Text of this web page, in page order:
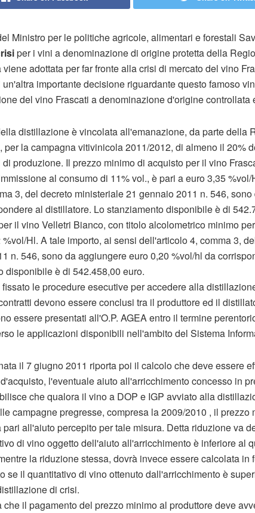
Ministro per le politiche agricole, alimentari e forestali
per i vini a denominazione di origine protetta della
viene adottata per far fronte alla crisi di mercato del vino
importante decisione riguardante questo famoso
del vino Frascati a denominazione d'origine controllata
distillazione è vincolata all'emanazione, da parte della
la campagna vitivinicola 2011/2012, di almeno il 20%
produzione. Il prezzo minimo di acquisto per il vino
al consumo di 11% vol., è pari a euro 3,35 %vol/
3, del decreto ministeriale 21 gennaio 2011 n. 546,
al distillatore. Lo stanziamento disponibile è di
il vino Velletri Bianco, con titolo alcolometrico minimo
Hl. A tale importo, ai sensi dell'articolo 4, comma 3,
n. 546, sono da aggiungere euro 0,20 %vol/hl da
disponibile è di 542.458,00 euro.
le procedure esecutive per accedere alla
devono essere conclusi tra il produttore ed il
essere presentati all'O.P. AGEA entro il termine
le applicazioni disponibili nell'ambito del Sistema
il 7 giugno 2011 riporta poi il calcolo che deve essere
l'eventuale aiuto all'arricchimento concesso in
che qualora il vino a DOP e IGP avviato alla
campagne pregresse, compresa la 2009/2010 , il prezzo
all'aiuto percepito per tale misura. Detta riduzione va
di vino oggetto dell'aiuto all'arricchimento è inferiore al
la riduzione stessa, dovrà invece essere calcolata in
se il quantitativo di vino ottenuto dall'arricchimento è
di crisi.
il pagamento del prezzo minimo al produttore deve